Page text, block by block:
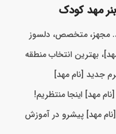
مجهز، متخصص، دلسوز
بهترین انتخاب منطقه
جدید [نام مهد]
مهد] اینجا منتظریم!
مهد] پیشرو در آموزش